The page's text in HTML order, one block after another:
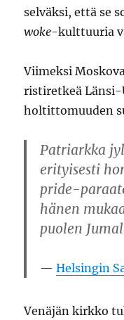
selväksi, että se
woke-kulttuuria
Viimeksi
ristiretkeä Länsi-
holtittomuuden
Patriarkka
erityisesti
pride-
hänen
puolen
Helsingin
Venäjän kirkko